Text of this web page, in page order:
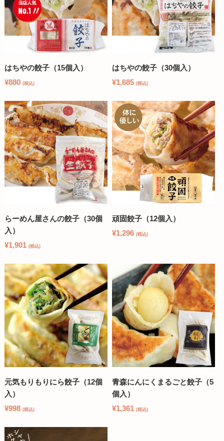
はちやの餃子（15個入）
¥880 (税込)
はちやの餃子（30個入）
¥1,685 (税込)
らーめん屋さんの餃子（30個
入）
¥1,901 (税込)
頑固餃子（12個入）
¥1,296 (税込)
元気もりもりにら餃子（12個
入）
¥998 (税込)
青森にんにくまるごと餃子（5
個入）
¥1,361 (税込)